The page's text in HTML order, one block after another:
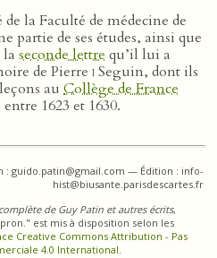
la Faculté de médecine de
partie de ses études, ainsi que
seconde lettre qu’il lui a
de Pierre iSeguin, dont ils
au Collège de France
1623 et 1630.
: guido.patin@gmail.com — Édition : info-
hist@biusante.parisdescartes.fr
de Guy Patin et autres écrits,
est mis à disposition selon les
Creative Commons Attribution - Pas
4.0 International.